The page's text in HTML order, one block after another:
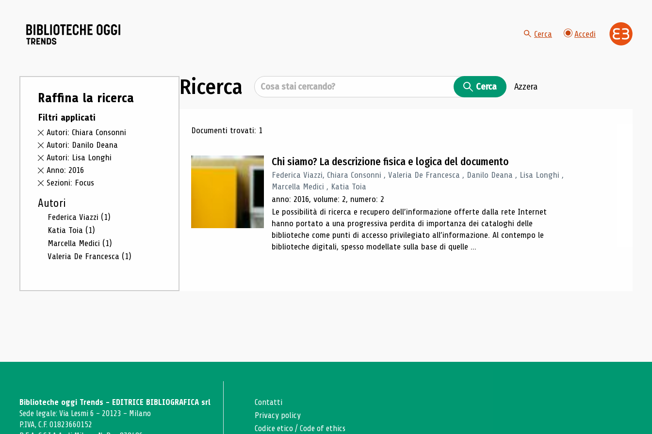
Cerca Accedi
Raffina la ricerca
Filtri applicati
Autori: Chiara Consonni
Autori: Danilo Deana
Autori: Lisa Longhi
Anno: 2016
Sezioni: Focus
Autori
Federica Viazzi (1)
Katia Toia (1)
Marcella Medici (1)
Valeria De Francesca (1)
Ricerca Cerca Cerca Azzera
Risultati di ricerca
Documenti trovati: 1
Chi siamo? La descrizione fisica e logica del documento
Federica Viazzi, Chiara Consonni , Valeria De Francesca , Danilo Deana , Lisa Longhi ,
Marcella Medici , Katia Toia
anno: 2016, volume: 2, numero: 2
Le possibilità di ricerca e recupero dell’informazione offerte dalla rete Internet
hanno portato a una progressiva perdita di importanza dei cataloghi delle
biblioteche come punti di accesso privilegiato all’informazione. Al contempo le
biblioteche digitali, spesso modellate sulla base di quelle ...
Biblioteche oggi Trends - EDITRICE BIBLIOGRAFICA srl
Sede legale: Via Lesmi 6 - 20123 - Milano
P.IVA, C.F. 01823660152
Contatti
Privacy policy
Codice etico /Code of ethics